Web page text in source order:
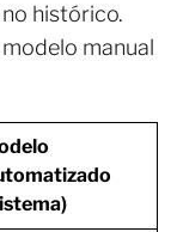
histórico.
manual